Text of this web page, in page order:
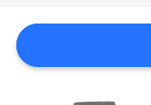
MAPA
DO